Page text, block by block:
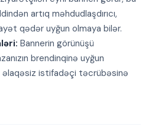
artıq məhdudlaşdırıcı,
qədər uyğun olmaya bilər.
Bannerin görünüşü
brendinqinə uyğun
əlaqəsiz istifadəçi təcrübəsinə